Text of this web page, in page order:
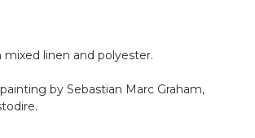
mixed linen and polyester.
by Sebastian Marc Graham,